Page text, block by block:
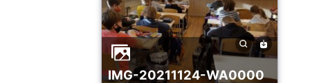
IMG-20211124-WA0000